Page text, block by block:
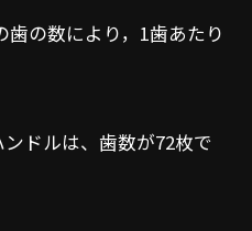
の数により，1歯あたり
ドルは、歯数が72枚で